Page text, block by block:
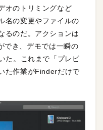
オのトリミングなど
名の変更やファイルの
るのだ。アクションは
でき、デモでは一瞬の
た。これまで「プレビ
た作業がFinderだけで